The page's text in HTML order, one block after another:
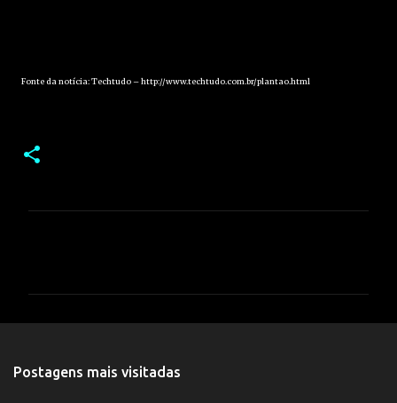
Fonte da notícia: Techtudo – http://www.techtudo.com.br/plantao.html
Postagens mais visitadas